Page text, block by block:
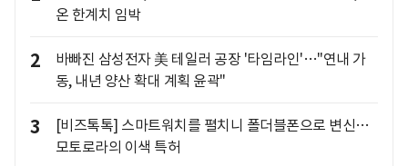
온 한계치 임박
2
바빠진 삼성전자 美 테일러 공장 '타임라인'…"연내 가
동, 내년 양산 확대 계획 윤곽"
3
[비즈톡톡] 스마트워치를 펼치니 폴더블폰으로 변신…
모토로라의 이색 특허